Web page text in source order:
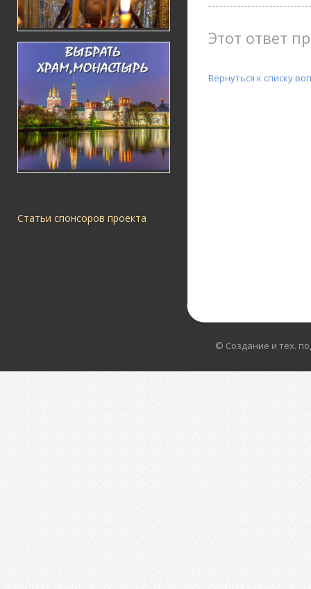
Статьи спонсоров проекта
Этот ответ
Вернуться к списку
© Создание и тех.